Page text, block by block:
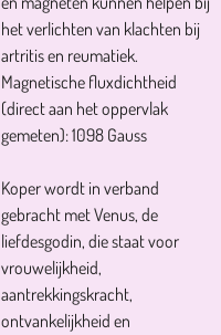
het verlichten van klachten bij
artritis en reumatiek.
​Magnetische fluxdichtheid
(direct aan het oppervlak
gemeten): 1098 Gauss
Koper wordt in verband
gebracht met Venus, de
liefdesgodin, die staat voor
vrouwelijkheid,
aantrekkingskracht,
ontvankelijkheid en